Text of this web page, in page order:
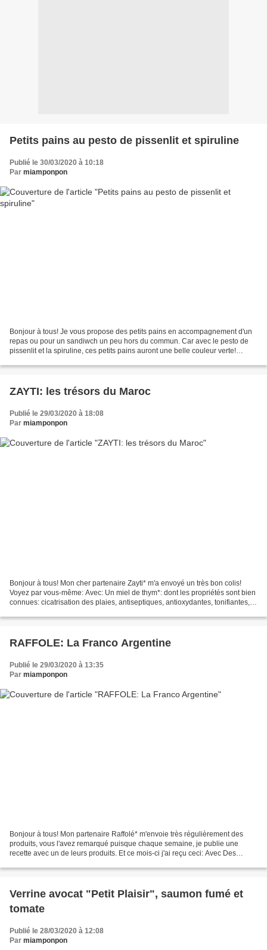
Petits pains au pesto de pissenlit et spiruline
Publié le 30/03/2020 à 10:18
Par miamponpon
Bonjour à tous! Je vous propose des petits pains en accompagnement d'un
repas ou pour un sandiwch un peu hors du commun. Car avec le pesto de
pissenlit et la spiruline, ces petits pains auront une belle couleur verte!
ZAYTI: les trésors du Maroc
Publié le 29/03/2020 à 18:08
Par miamponpon
Bonjour à tous! Mon cher partenaire Zayti* m'a envoyé un très bon colis!
Voyez par vous-même: Avec: Un miel de thym*: dont les propriétés sont bien
connues: cicatrisation des plaies, antiseptiques, antioxydantes, tonifiantes,
RAFFOLE: La Franco Argentine
Publié le 29/03/2020 à 13:35
Par miamponpon
Bonjour à tous! Mon partenaire Raffolé* m'envoie très régulièrement des
produits, vous l'avez remarqué puisque chaque semaine, je publie une
recette avec un de leurs produits. Et ce mois-ci j'ai reçu ceci: Avec Des
Verrine avocat "Petit Plaisir", saumon fumé et
tomate
Publié le 28/03/2020 à 12:08
Par miamponpon